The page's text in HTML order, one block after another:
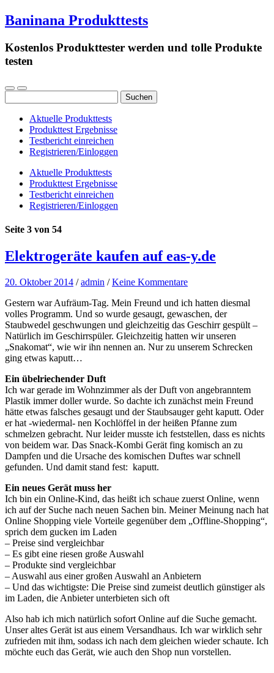
Baninana Produkttests
Kostenlos Produkttester werden und tolle Produkte
testen
nach:
Aktuelle Produkttests
Produkttest Ergebnisse
Testbericht einreichen
Registrieren/Einloggen
Aktuelle Produkttests
Produkttest Ergebnisse
Testbericht einreichen
Registrieren/Einloggen
Seite 3 von 54
Elektrogeräte kaufen auf eas-y.de
20. Oktober 2014 /admin /Keine Kommentare
Gestern war Aufräum-Tag. Mein Freund und ich hatten diesmal
volles Programm. Und so wurde gesaugt, gewaschen, der
Staubwedel geschwungen und gleichzeitig das Geschirr gespült –
Natürlich im Geschirrspüler. Gleichzeitig hatten wir unseren
„Snakomat“, wie wir ihn nennen an. Nur zu unserem Schrecken
ging etwas kaputt…
Ein übelriechender Duft
Ich war gerade im Wohnzimmer als der Duft von angebranntem
Plastik immer doller wurde. So dachte ich zunächst mein Freund
hätte etwas falsches gesaugt und der Staubsauger geht kaputt. Oder
er hat -wiedermal- nen Kochlöffel in der heißen Pfanne zum
schmelzen gebracht. Nur leider musste ich feststellen, dass es nichts
von beidem war. Das Snack-Kombi Gerät fing komisch an zu
Dampfen und die Ursache des komischen Duftes war schnell
gefunden. Und damit stand fest: kaputt.
Ein neues Gerät muss her
Ich bin ein Online-Kind, das heißt ich schaue zuerst Online, wenn
ich auf der Suche nach neuen Sachen bin. Meiner Meinung nach hat
Online Shopping viele Vorteile gegenüber dem „Offline-Shopping“,
sprich dem gucken im Laden
– Preise sind vergleichbar
– Es gibt eine riesen große Auswahl
– Produkte sind vergleichbar
– Auswahl aus einer großen Auswahl an Anbietern
– Und das wichtigste: Die Preise sind zumeist deutlich günstiger als
im Laden, die Anbieter unterbieten sich oft
Also hab ich mich natürlich sofort Online auf die Suche gemacht.
Unser altes Gerät ist aus einem Versandhaus. Ich war wirklich sehr
zufrieden mit ihm, sodass ich nach dem gleichen wieder schaute. Ich
möchte euch das Gerät, wie auch den Shop nun vorstellen.